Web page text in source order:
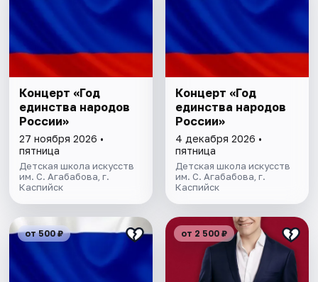
Концерт «Год
единства народов
России»
27 ноября 2026 •
пятница
Детская школа искусств
им. С. Агабабова, г.
Каспийск
Концерт «Год
единства народов
России»
4 декабря 2026 •
пятница
Детская школа искусств
им. С. Агабабова, г.
Каспийск
от 500 ₽ от 2 500 ₽